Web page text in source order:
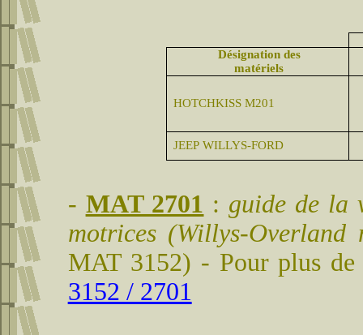
Désignation des
matériels
HOTCHKISS M201
JEEP WILLYS-FORD
- MAT 2701 : guide de la
motrices (Willys-
MAT 3152) - Pour plus
3152 / 2701